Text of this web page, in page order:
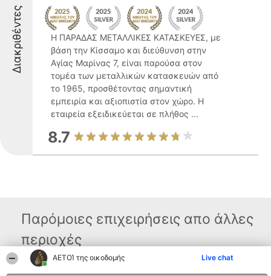
ΑΕΤΟΊ της οικοδομής Live chat
Διακριθέντες
Η ΠΑΡΑΔΑΣ ΜΕΤΑΛΛΙΚΕΣ ΚΑΤΑΣΚΕΥΕΣ, με
βάση την Κίσσαμο και διεύθυνση στην
Αγίας Μαρίνας 7, είναι παρούσα στον
τομέα των μεταλλικών κατασκευών από
το 1965, προσθέτοντας σημαντική
εμπειρία και αξιοπιστία στον χώρο. Η
εταιρεία εξειδικεύεται σε πλήθος ...
8.7
Παρόμοιες επιχειρήσεις απο άλλες
περιοχές